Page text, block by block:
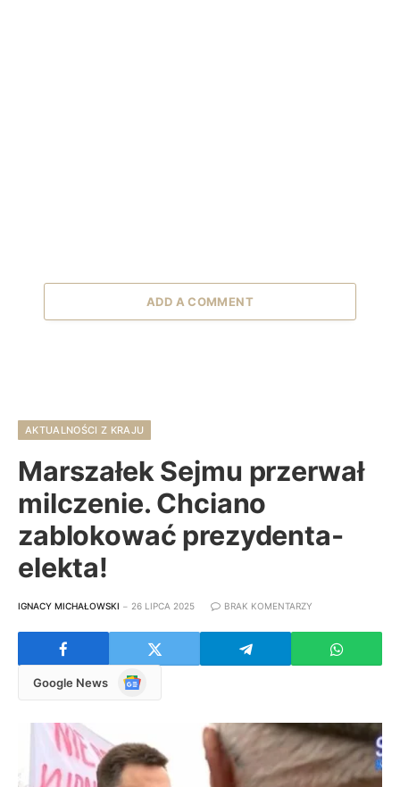
ADD A COMMENT
AKTUALNOŚCI Z KRAJU
Marszałek Sejmu przerwał
milczenie. Chciano
zablokować prezydenta-
elekta!
IGNACY MICHAŁOWSKI 26 LIPCA 2025 BRAK KOMENTARZY
Google News
Google